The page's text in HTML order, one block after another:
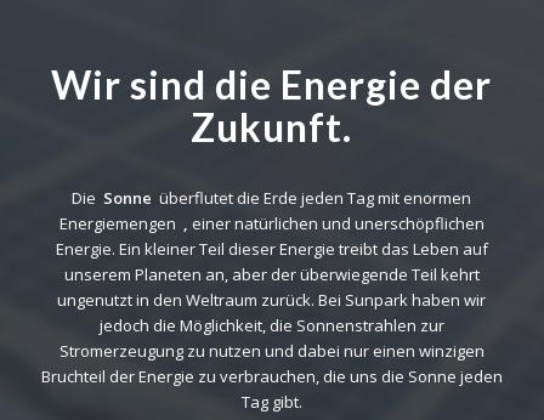
Wir sind die Energie der
Zukunft.
Die Sonne überflutet die Erde jeden Tag mit enormen
Energiemengen , einer natürlichen und unerschöpflichen
Energie. Ein kleiner Teil dieser Energie treibt das Leben auf
unserem Planeten an, aber der überwiegende Teil kehrt
ungenutzt in den Weltraum zurück. Bei Sunpark haben wir
jedoch die Möglichkeit, die Sonnenstrahlen zur
Stromerzeugung zu nutzen und dabei nur einen winzigen
Bruchteil der Energie zu verbrauchen, die uns die Sonne jeden
Tag gibt.